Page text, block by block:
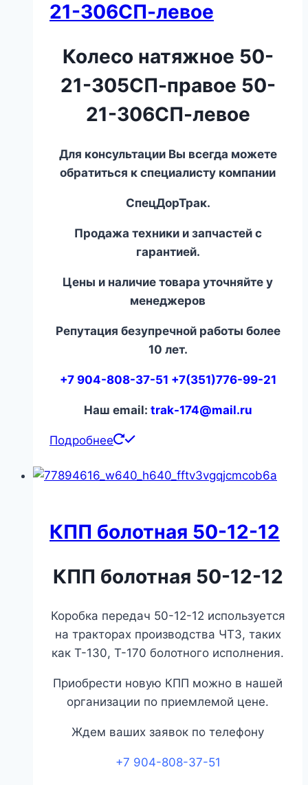
21-306СП-левое
Колесо натяжное 50-
21-305СП-правое 50-
21-306СП-левое
Для консультации Вы всегда можете
обратиться к специалисту компании
СпецДорТрак.
Продажа техники и запчастей с
гарантией.
Цены и наличие товара уточняйте у
менеджеров
Репутация безупречной работы более
10 лет.
+7 904-808-37-51 +7(351)776-99-21
Наш email: trak-174@mail.ru
Подробнее
КПП болотная 50-12-12
КПП болотная 50-12-12
Коробка передач 50-12-12 используется
на тракторах производства ЧТЗ, таких
как Т-130, Т-170 болотного исполнения.
Приобрести новую КПП можно в нашей
организации по приемлемой цене.
Ждем ваших заявок по телефону
+7 904-808-37-51